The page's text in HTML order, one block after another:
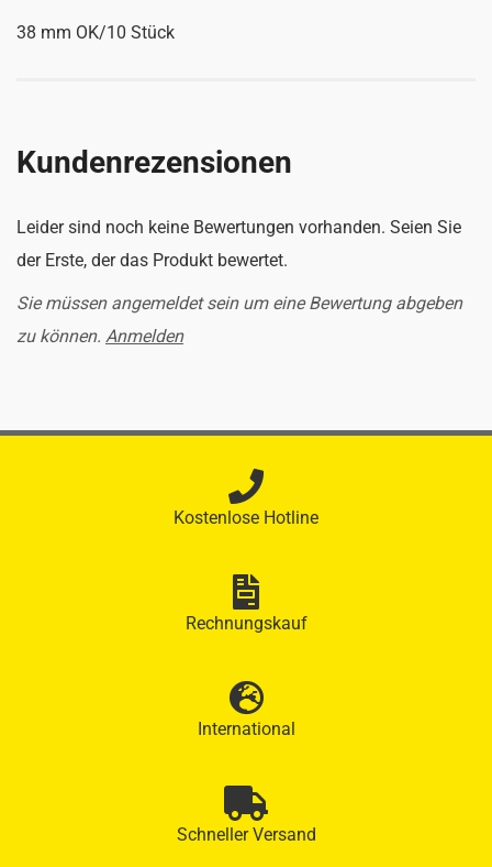
38 mm OK/10 Stück
Kundenrezensionen
Leider sind noch keine Bewertungen vorhanden. Seien Sie
der Erste, der das Produkt bewertet.
Sie müssen angemeldet sein um eine Bewertung abgeben
zu können. Anmelden
Kostenlose Hotline
Rechnungskauf
International
Schneller Versand